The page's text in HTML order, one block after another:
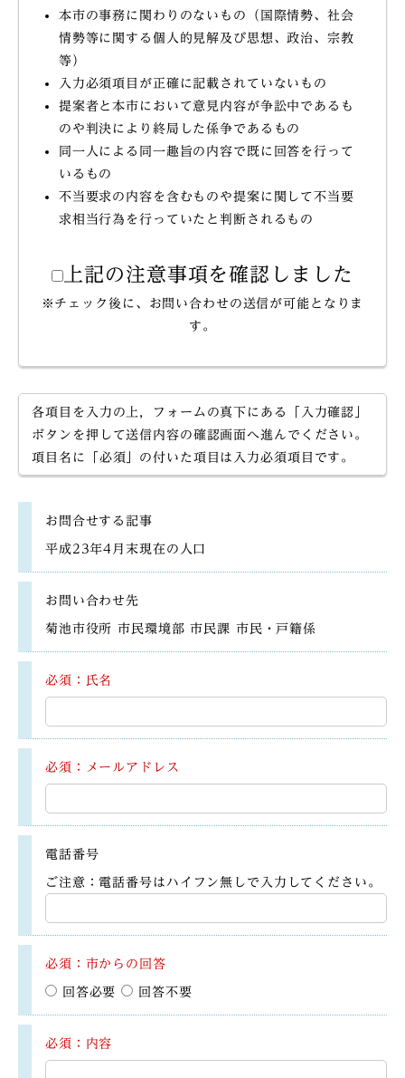
本市の事務に関わりのないもの（国際情勢、社会
情勢等に関する個人的見解及び思想、政治、宗教
等）
入力必須項目が正確に記載されていないもの
提案者と本市において意見内容が争訟中であるも
のや判決により終局した係争であるもの
同一人による同一趣旨の内容で既に回答を行って
いるもの
不当要求の内容を含むものや提案に関して不当要
求相当行為を行っていたと判断されるもの
上記の注意事項を確認しました
※チェック後に、お問い合わせの送信が可能となりま
す。
各項目を入力の上，フォームの真下にある「入力確認」
ボタンを押して送信内容の確認画面へ進んでください。
項目名に「必須」の付いた項目は入力必須項目です。
お問合せする記事
平成23年4月末現在の人口
お問い合わせ先
菊池市役所 市民環境部 市民課 市民・戸籍係
必須：氏名
必須：メールアドレス
電話番号
ご注意：電話番号はハイフン無しで入力してください。
必須：市からの回答
回答必要 回答不要
必須：内容